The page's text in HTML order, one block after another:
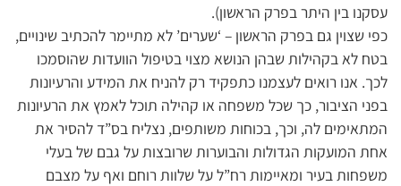
עסקנו בין היתר בפרק הראשון).
כפי שצוין גם בפרק הראשון – ‘שערים’ לא מתיימר להכתיב שינויים,
בטח לא בקהילות שבהן הנושא מצוי בטיפול הוועדות שהוסמכו
לכך. אנו רואים לעצמנו כתפקיד רק להניח את המידע והרעיונות
בפני הציבור, כך שכל משפחה או קהילה תוכל לאמץ את הרעיונות
המתאימים לה, וכך, בכוחות משותפים, נצליח בס”ד להסיר את
אחת המועקות הגדולות והבוערות שרובצות על גבם של בעלי
משפחות בעיר ומאיימות רח”ל על שלוות רוחם ואף על מצבם